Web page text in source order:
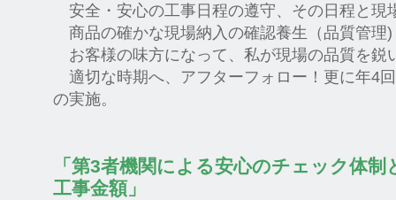
安全・安心の工事日程の遵守、その日程と現
商品の確かな現場納入の確認養生（品質管理)
お客様の味方になって、私が現場の品質を鋭
適切な時期へ、アフターフォロー！更に年4
の実施。
「第3者機関による安心のチェック体
工事金額」